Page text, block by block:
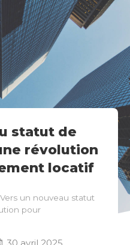
statut de
révolution
locatif
Vers un nouveau statut
pour
30 avril 2025